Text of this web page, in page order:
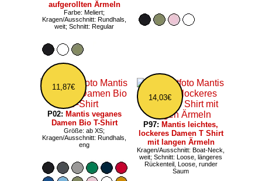
aufgerollten Ärmeln
Farbe: Meliert;
Kragen/Ausschnitt: Rundhals,
weit; Schnitt: Regular
11,87€
P02: Mantis veganes
Damen Bio T-Shirt
Größe: ab XS;
Kragen/Ausschnitt: Rundhals,
eng
14,03€
P97: Mantis leichtes,
lockeres Damen T Shirt
mit langen Ärmeln
Kragen/Ausschnitt: Boat-Neck,
weit; Schnitt: Loose, längeres
Rückenteil, Loose, runder
Saum